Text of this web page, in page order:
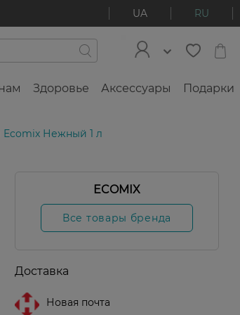
UA RU
Здоровье Аксессуары Подарки
Ecomix Нежный 1 л
ECOMIX
Все товары бренда
Доставка
Новая почта